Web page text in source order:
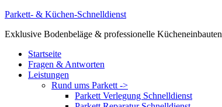
Zum
springen
Parkett- & Küchen-Schnelldienst
Exklusive Bodenbeläge & professionelle Kücheneinbauten
Menü
Startseite
Fragen & Antworten
Leistungen
Rund ums Parkett ->
Parkett Verlegung Schnelldienst